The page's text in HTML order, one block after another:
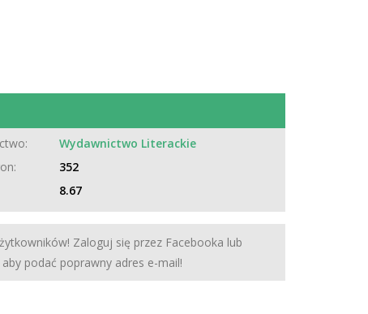
Wydawnictwo Literackie
352
8.67
Zaloguj się przez Facebooka lub
podać poprawny adres e-mail!